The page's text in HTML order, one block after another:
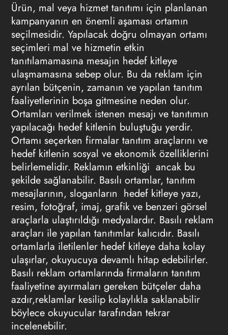
Ürün, mal veya hizmet tanıtımı için planlanan
kampanyanın en önemli aşaması ortamın
seçilmesidir. Yapılacak doğru olmayan ortamı
seçimleri mal ve hizmetin etkin
tanıtılamamasına mesajın hedef kitleye
ulaşmamasına sebep olur. Bu da reklam için
ayrılan bütçenin, zamanın ve yapılan tanıtım
faaliyetlerinin boşa gitmesine neden olur.
Ortamları verilmek istenen mesajı ve tanıtımın
yapılacağı hedef kitlenin buluştuğu yerdir.
Ortamı seçerken firmalar tanıtım araçlarını ve
hedef kitlenin sosyal ve ekonomik özelliklerini
belirlemelidir. Reklamın etkinliği ancak bu
şekilde sağlanabilir. Basılı ortamlar, tanıtım
mesajlarının, sloganların hedef kitleye yazı,
resim, fotoğraf, imaj, grafik ve benzeri görsel
araçlarla ulaştırıldığı medyalardır. Basılı reklam
araçları ile yapılan tanıtımlar kalıcıdır. Basılı
ortamlarla iletilenler hedef kitleye daha kolay
ulaşırlar, okuyucuya devamlı hitap edebilirler.
Basılı reklam ortamlarında firmaların tanıtım
faaliyetine ayırmaları gereken bütçeler daha
azdır,reklamlar kesilip kolaylıkla saklanabilir
böylece okuyucular tarafından tekrar
incelenebilir.